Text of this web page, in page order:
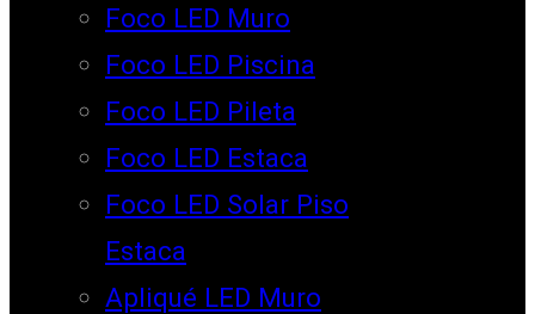
Foco LED Muro
Foco LED Piscina
Foco LED Pileta
Foco LED Estaca
Foco LED Solar Piso
Estaca
Apliqué LED Muro